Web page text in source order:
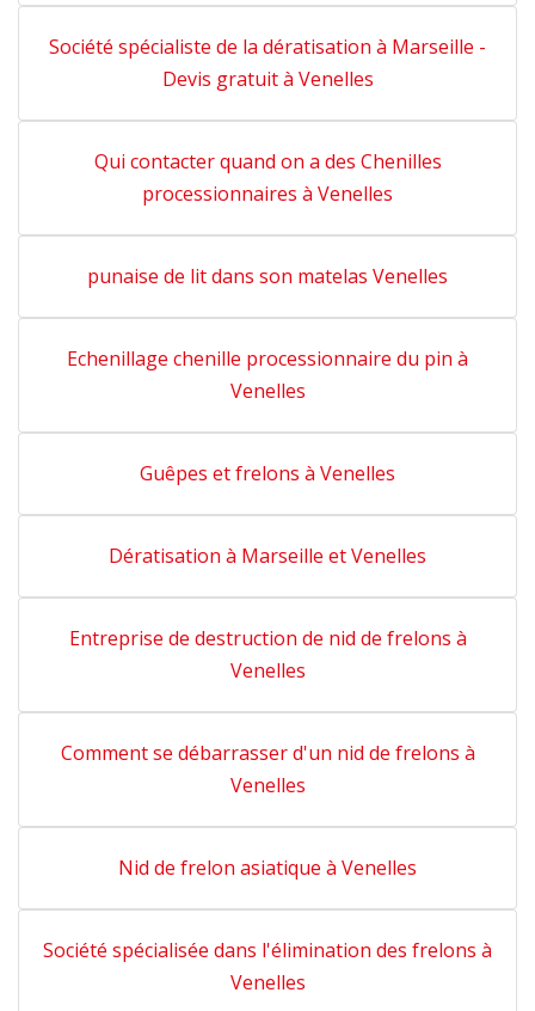
Société spécialiste de la dératisation à Marseille -
Devis gratuit à Venelles
Qui contacter quand on a des Chenilles
processionnaires à Venelles
punaise de lit dans son matelas Venelles
Echenillage chenille processionnaire du pin à
Venelles
Guêpes et frelons à Venelles
Dératisation à Marseille et Venelles
Entreprise de destruction de nid de frelons à
Venelles
Comment se débarrasser d'un nid de frelons à
Venelles
Nid de frelon asiatique à Venelles
Société spécialisée dans l'élimination des frelons à
Venelles